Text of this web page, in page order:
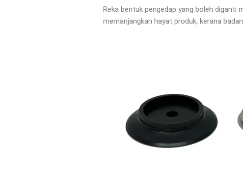
Reka bentuk pengedap yang boleh diganti
memanjangkan hayat produk, kerana